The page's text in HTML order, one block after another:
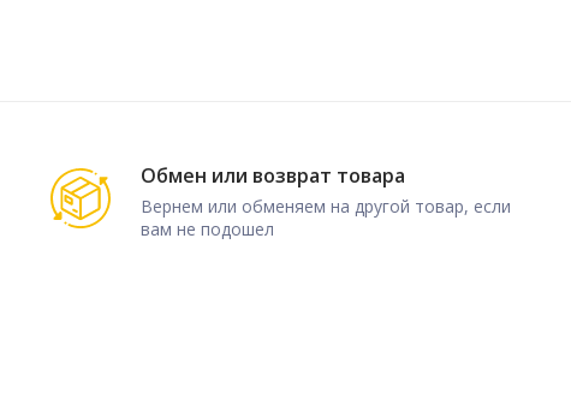
Обмен или возврат товара
Вернем или обменяем на другой товар, если
вам не подошел